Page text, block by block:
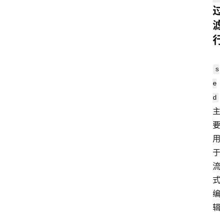
s
e
d
主
要
用
于
流
式
编
辑